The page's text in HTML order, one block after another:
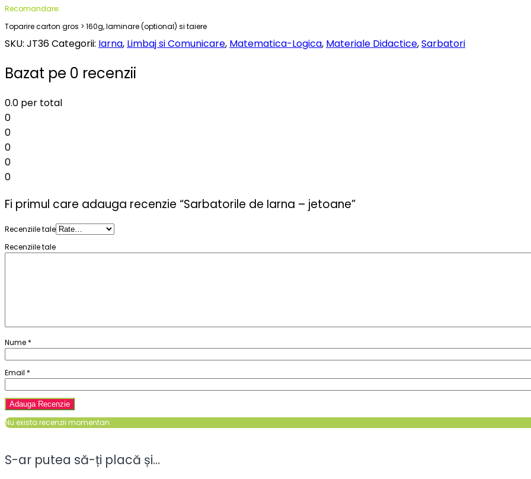
Recomandare:
Toparire carton gros > 160g, laminare (optional) si taiere
SKU: JT36Categorii: Iarna, Limbaj si Comunicare, Matematica-Logica, Materiale Didactice,Sarbatori
Bazat pe 0 recenzii
0.0 per total
0
0
0
0
0
Fi primul care adauga recenzie “Sarbatorile de Iarna – jetoane”
Recenziile tale
Recenziile tale
Nume *
Email *
Nu exista recenzii momentan.
S-ar putea să-ți placă și…